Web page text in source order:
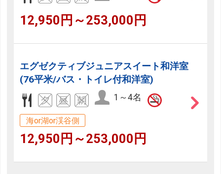
12,950円～253,000円
エグゼクティブジュニアスイート和洋室
(76平米/バス・トイレ付和洋室)
1～4名
海or湖or渓谷側
12,950円～253,000円